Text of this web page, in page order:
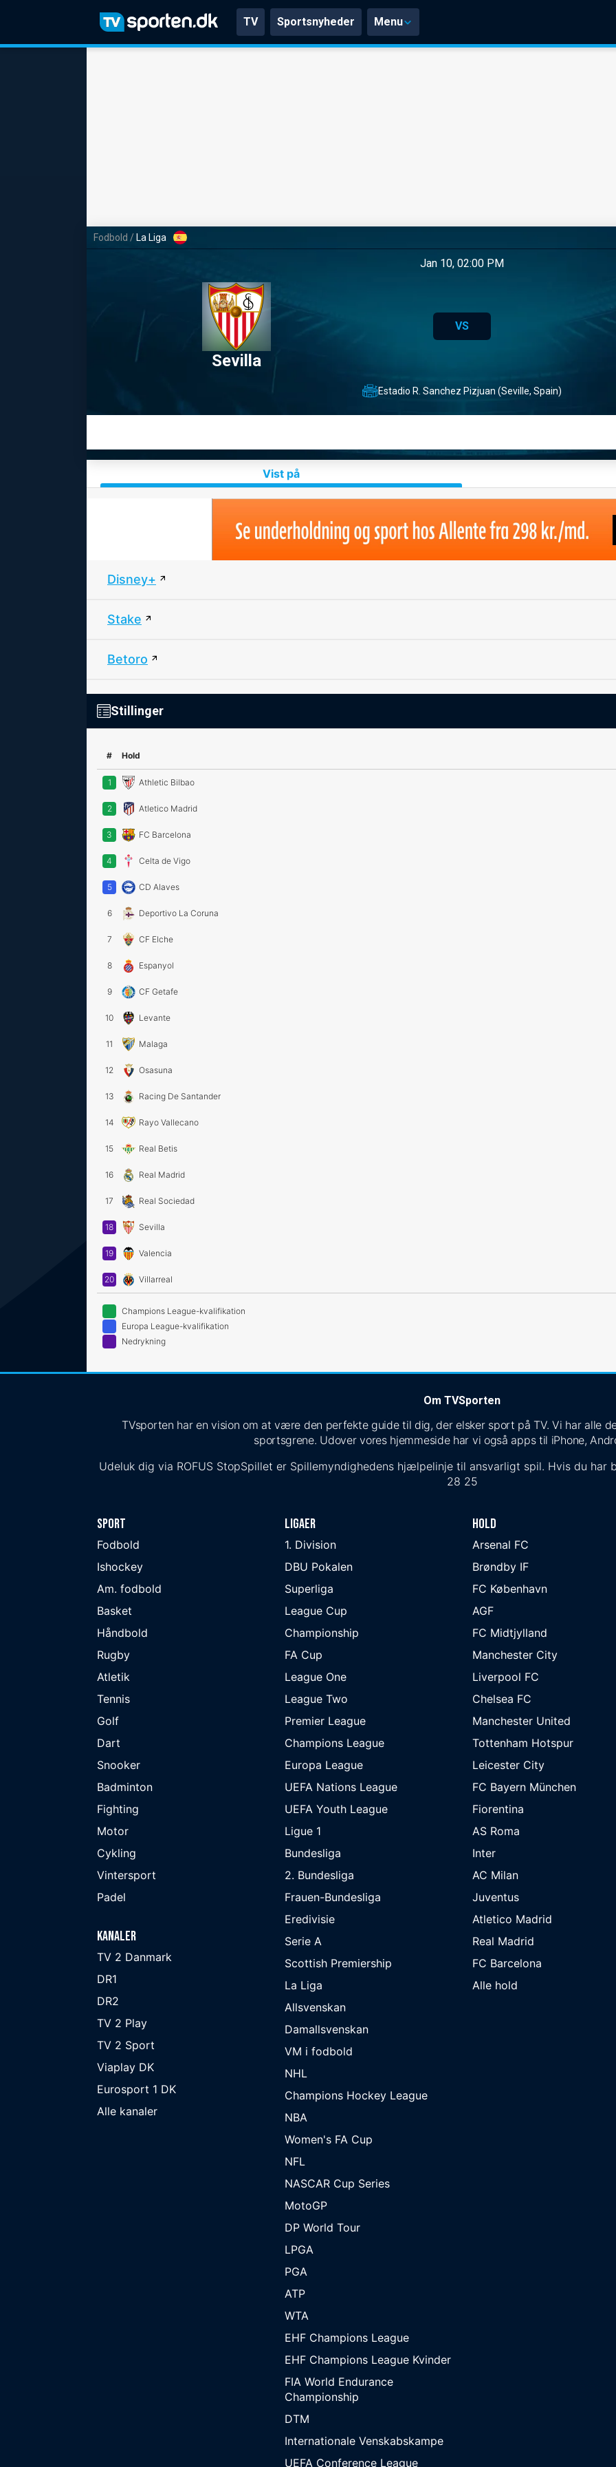
TV Sportsnyheder Menu
Fodbold / La Liga
Jan 10, 02:00 PM
Sevilla
VS
Estadio R. Sanchez Pizjuan (Seville, Spain)
Vist på
Disney+
Stake
Betoro
Stillinger
# Hold
1 Athletic Bilbao
2 Atletico Madrid
3 FC Barcelona
4 Celta de Vigo
5 CD Alaves
6 Deportivo La Coruna
7 CF Elche
8 Espanyol
9 CF Getafe
10 Levante
11 Malaga
12 Osasuna
13 Racing De Santander
14 Rayo Vallecano
15 Real Betis
16 Real Madrid
17 Real Sociedad
18 Sevilla
19 Valencia
20 Villarreal
Champions League-kvalifikation
Europa League-kvalifikation
Nedrykning
Om TVSporten
TVsporten har en vision om at være den perfekte guide til dig, der elsker sport på TV. Vi har alle
sportsgrene. Udover vores hjemmeside har vi også apps til iPhone,
Udeluk dig via ROFUS StopSpillet er Spillemyndighedens hjælpelinje til ansvarligt spil. Hvis du
28 25
Sport
Fodbold
Ishockey
Am. fodbold
Basket
Håndbold
Rugby
Atletik
Tennis
Golf
Dart
Snooker
Badminton
Fighting
Motor
Cykling
Vintersport
Padel
Kanaler
TV 2 Danmark
DR1
DR2
TV 2 Play
TV 2 Sport
Viaplay DK
Eurosport 1 DK
Alle kanaler
Ligaer
1. Division
DBU Pokalen
Superliga
League Cup
Championship
FA Cup
League One
League Two
Premier League
Champions League
Europa League
UEFA Nations League
UEFA Youth League
Ligue 1
Bundesliga
2. Bundesliga
Frauen-Bundesliga
Eredivisie
Serie A
Scottish Premiership
La Liga
Allsvenskan
Damallsvenskan
VM i fodbold
NHL
Champions Hockey League
NBA
Women's FA Cup
NFL
NASCAR Cup Series
MotoGP
DP World Tour
LPGA
PGA
ATP
WTA
EHF Champions League
EHF Champions League Kvinder
FIA World Endurance
Championship
DTM
Internationale Venskabskampe
UEFA Conference League
Hold
Arsenal FC
Brøndby IF
FC København
AGF
FC Midtjylland
Manchester City
Liverpool FC
Chelsea FC
Manchester United
Tottenham Hotspur
Leicester City
FC Bayern München
Fiorentina
AS Roma
Inter
AC Milan
Juventus
Atletico Madrid
Real Madrid
FC Barcelona
Alle hold